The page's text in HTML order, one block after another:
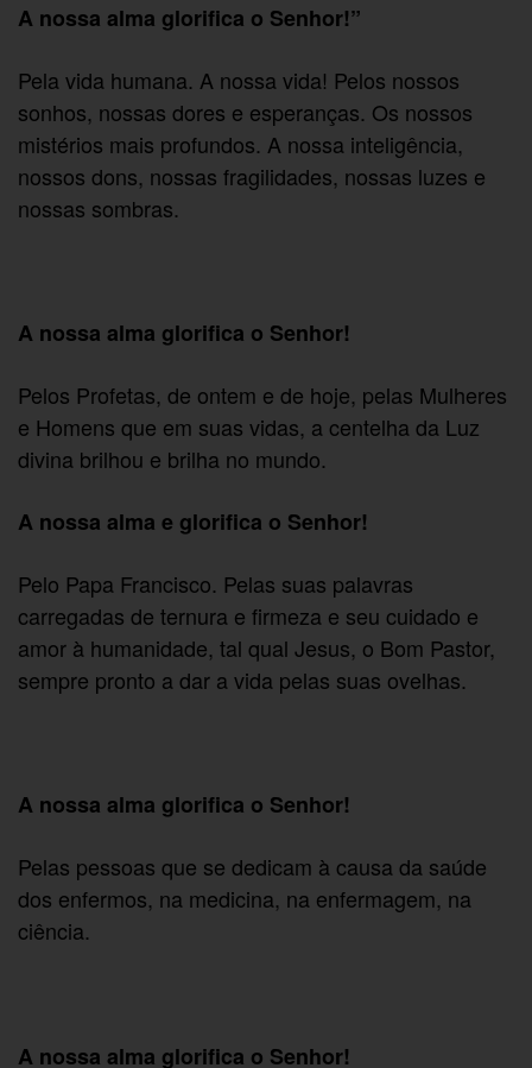
A nossa alma glorifica o Senhor!”
Pela vida humana. A nossa vida! Pelos nossos
sonhos, nossas dores e esperanças. Os nossos
mistérios mais profundos. A nossa inteligência,
nossos dons, nossas fragilidades, nossas luzes e
nossas sombras.
A nossa alma glorifica o Senhor!
Pelos Profetas, de ontem e de hoje, pelas Mulheres
e Homens que em suas vidas, a centelha da Luz
divina brilhou e brilha no mundo.
A nossa alma e glorifica o Senhor!
Pelo Papa Francisco. Pelas suas palavras
carregadas de ternura e firmeza e seu cuidado e
amor à humanidade, tal qual Jesus, o Bom Pastor,
sempre pronto a dar a vida pelas suas ovelhas.
A nossa alma glorifica o Senhor!
Pelas pessoas que se dedicam à causa da saúde
dos enfermos, na medicina, na enfermagem, na
ciência.
A nossa alma glorifica o Senhor!